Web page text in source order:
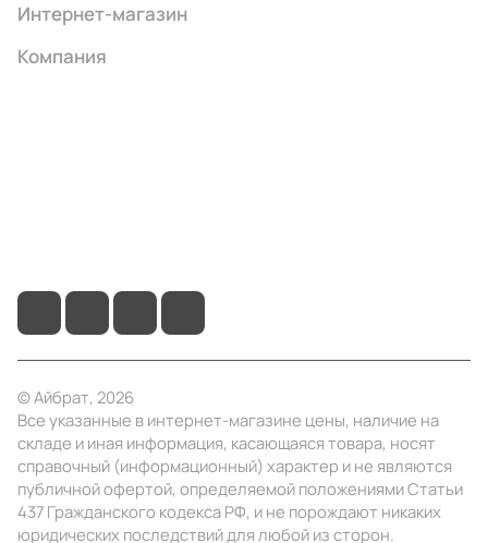
Интернет-магазин
Компания
© Айбрат, 2026
Все указанные в интернет-магазине цены, наличие на
складе и иная информация, касающаяся товара, носят
справочный (информационный) характер и не являются
публичной офертой, определяемой положениями Статьи
437 Гражданского кодекса РФ, и не порождают никаких
юридических последствий для любой из сторон.